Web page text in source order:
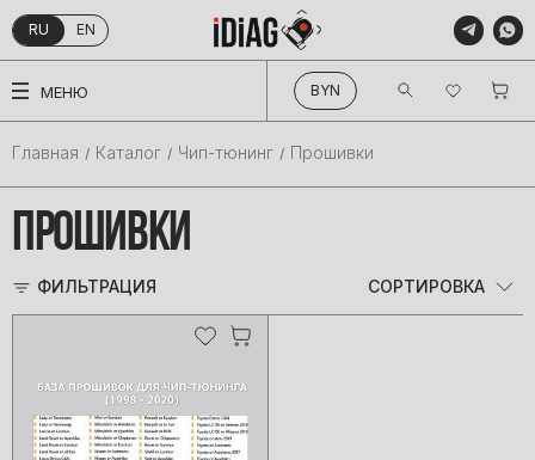
RU EN
МЕНЮ
КАТАЛОГ
BYN
Главная Каталог Чип-тюнинг Прошивки
ПРОШИВКИ
ФИЛЬТРАЦИЯ СОРТИРОВКА